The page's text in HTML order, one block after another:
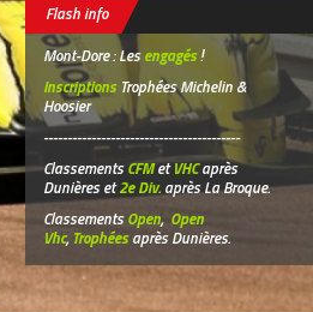
Flash info
Mont-Dore : Lesengagés!
InscriptionsTrophées Michelin &
Hoosier
-----------------------------------------
ClassementsCFMetVHCaprès
Dunières et2e Div. après La Broque.
ClassementsOpen, Open
Vhc, Trophéesaprès Dunières.